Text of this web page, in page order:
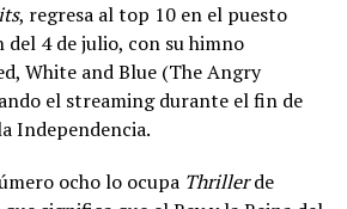
, regresa al top 10 en el puesto
del 4 de julio, con su himno
White and Blue (The Angry
el streaming durante el fin de
Independencia.
ocho lo ocupa Thrillerde